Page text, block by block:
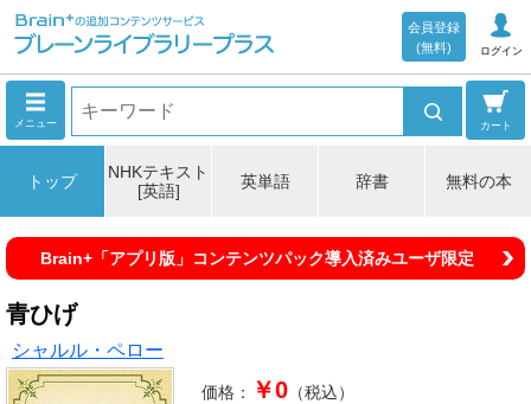
ログイン
会員登録
(無料)
メニュー カート
トップ
NHKテキスト
[英語]
英単語 辞書 無料の本
Brain+「アプリ版」コンテンツパック導入済みユーザ限定
青ひげ
シャルル・ペロー
価格： ￥0 （税込）